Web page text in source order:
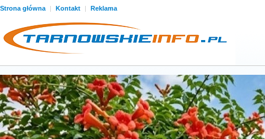
Strona główna | Kontakt | Reklama